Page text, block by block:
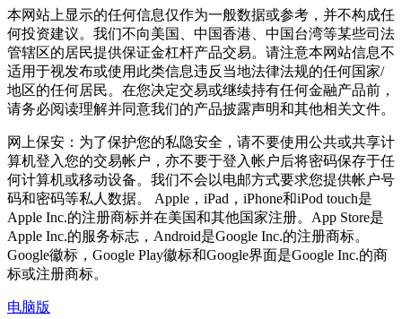
本网站上显示的任何信息仅作为一般数据或参考，并不构成任
何投资建议。我们不向美国、中国香港、中国台湾等某些司法
管辖区的居民提供保证金杠杆产品交易。请注意本网站信息不
适用于视发布或使用此类信息违反当地法律法规的任何国家/
地区的任何居民。在您决定交易或继续持有任何金融产品前，
请务必阅读理解并同意我们的产品披露声明和其他相关文件。
网上保安：为了保护您的私隐安全，请不要使用公共或共享计
算机登入您的交易帐户，亦不要于登入帐户后将密码保存于任
何计算机或移动设备。我们不会以电邮方式要求您提供帐户号
码和密码等私人数据。 Apple，iPad，iPhone和iPod touch是
Apple Inc.的注册商标并在美国和其他国家注册。App Store是
Apple Inc.的服务标志，Android是Google Inc.的注册商标。
Google徽标，Google Play徽标和Google界面是Google Inc.的商
标或注册商标。
电脑版